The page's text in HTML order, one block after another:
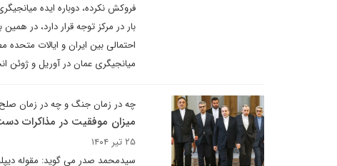
فروکش نکرده، دوباره ایده
بار در مرکز توجه قرار دارد، در
احتمالی بین ایران و ایالات
میانجیگری عمان در آوریل و ژوئن
چه در زمان جنگ و چه در زمان
میزان موفقیت در مذاکرات
۲۵ تیر ۱۴۰۴
سیدمحمد صدر می گوید: مقوله